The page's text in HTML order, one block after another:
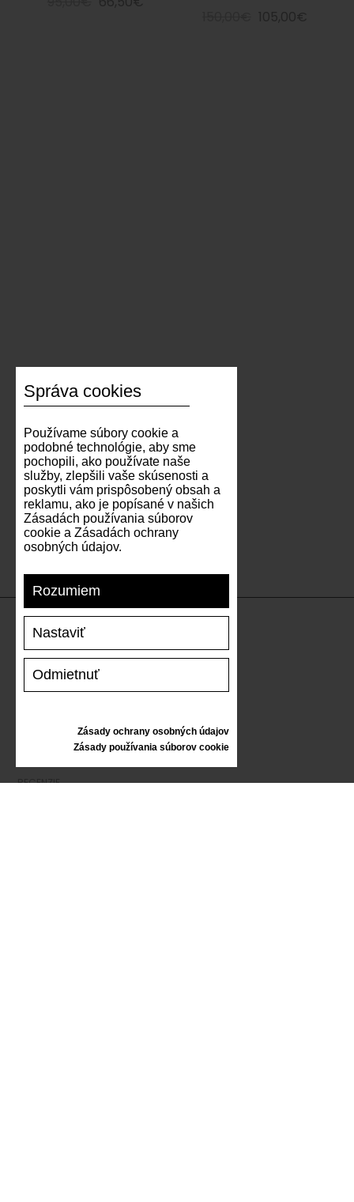
PODPORA
VEĽKOSTNÁ TABUĽKA
STAROSTLIVOSŤ O TENISKY
RECENZIE
Správa cookies
Používame súbory cookie a
podobné technológie, aby sme
pochopili, ako používate naše
služby, zlepšili vaše skúsenosti a
poskytli vám prispôsobený obsah a
reklamu, ako je popísané v našich
Zásadách používania súborov
cookie a Zásadách ochrany
osobných údajov.
Rozumiem
Odmietnuť
Nastaviť
Zásady ochrany osobných údajov
Zásady používania súborov cookie